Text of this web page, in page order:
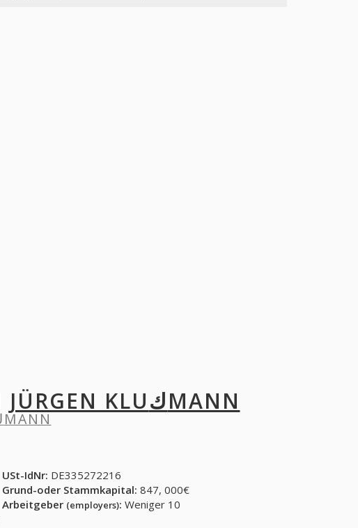
JÜRGEN KLUكMANN
JÜRGEN KLUكMANN
USt-IdNr: DE335272216
Grund-oder Stammkapital: 847, 000€
Arbeitgeber (employers): Weniger 10